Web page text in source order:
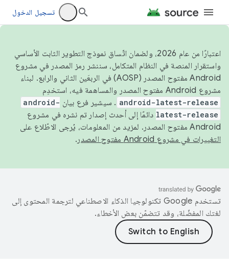
تسجيل الدخول
اعتبارًا من عام 2026، ولضمان اتّساق نموذج التطوير الثابت الأساسي
واستقرار المنصة في النظام المتكامل، سننشر رمز المصدر في مشروع
Android مفتوح المصدر (AOSP) في الربعَين الثاني والرابع. لبناء
مشروع Android مفتوح المصدر والمساهمة فيه، استخدِم
android-latest-release . سيشير فرع بيان android-
latest-release دائمًا إلى أحدث إصدار تم نشره في مشروع
Android مفتوح المصدر. لمزيد من المعلومات، يُرجى الاطّلاع على
التغييرات في مشروع Android مفتوح المصدر
.
تستخدم Google تكنولوجيا الذكاء الاصطناعي لترجمة المحتوى إلى
لغتك المفضّلة، وقد تتضمّن بعض الأخطاء.